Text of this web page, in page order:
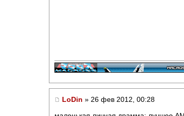
LoDin » 26 фев 2012, 00:28